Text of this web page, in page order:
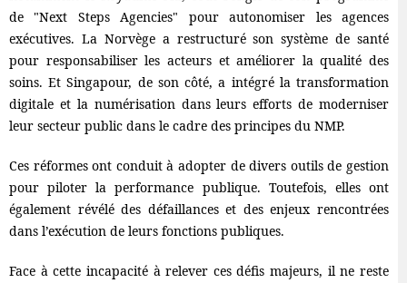
de "Next Steps Agencies" pour autonomiser les agences
exécutives. La Norvège a restructuré son système de santé
pour responsabiliser les acteurs et améliorer la qualité des
soins. Et Singapour, de son côté, a intégré la transformation
digitale et la numérisation dans leurs efforts de moderniser
leur secteur public dans le cadre des principes du NMP.
Ces réformes ont conduit à adopter de divers outils de gestion
pour piloter la performance publique. Toutefois, elles ont
également révélé des défaillances et des enjeux rencontrées
dans l’exécution de leurs fonctions publiques.
Face à cette incapacité à relever ces défis majeurs, il ne reste